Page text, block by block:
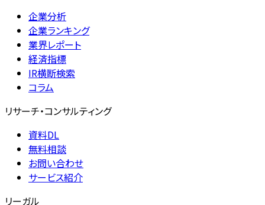
企業分析
企業ランキング
業界レポート
経済指標
IR横断検索
コラム
リサーチ・コンサルティング
資料DL
無料相談
お問い合わせ
サービス紹介
リーガル